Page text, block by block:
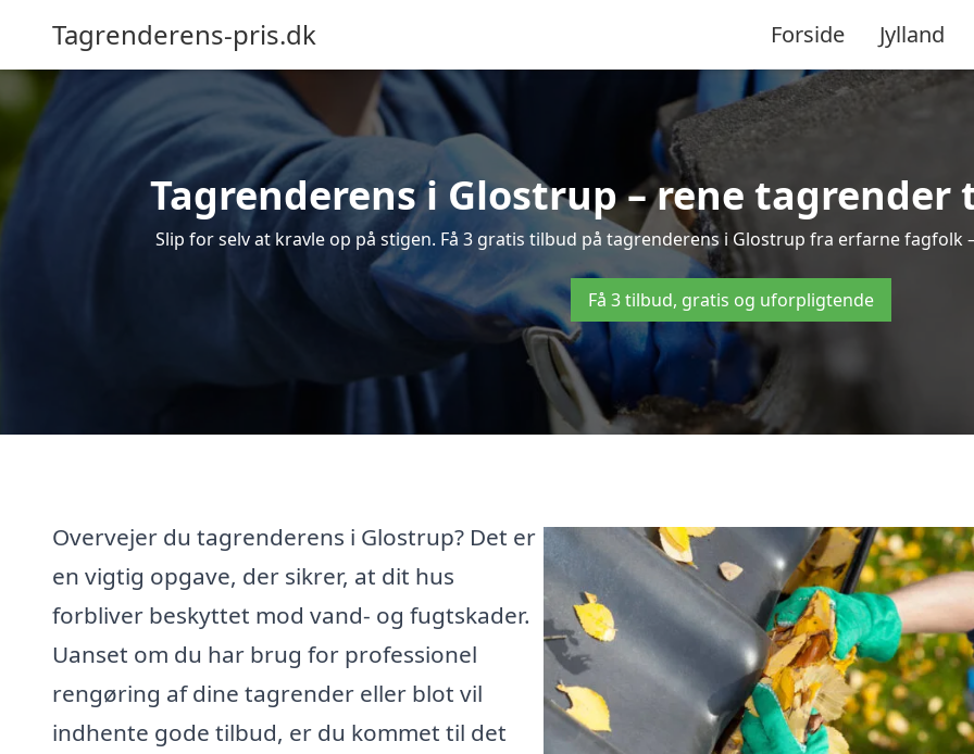
Tagrenderens-pris.dk Forside Jylland
Tagrenderens i Glostrup – rene
Slip for selv at kravle op på stigen. Få 3 gratis tilbud på tagrenderens i Glostrup fra erfarne
Få 3 tilbud, gratis og uforpligtende
Overvejer du tagrenderens i Glostrup? Det er
en vigtig opgave, der sikrer, at dit hus
forbliver beskyttet mod vand- og fugtskader.
Uanset om du har brug for professionel
rengøring af dine tagrender eller blot vil
indhente gode tilbud, er du kommet til det